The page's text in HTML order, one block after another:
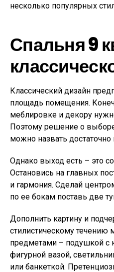
несколько популярных
Спальня 9
Классический дизайн
площадь помещения.
меблировке и декору
Поэтому решение о
можно назвать
Однако выход есть – это
Остановись на главных
и гармония. Сделай
по ее бокам поставь две
Дополнить картину и
стилистическому
предметами – подушкой с
фигурной вазой,
или банкеткой.